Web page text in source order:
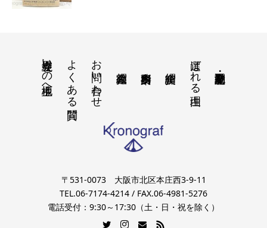
選ばれる理由
お問い合わせ
よくある質問
境界立会いの地主様へ
〒531-0073 大阪市北区本庄西3-9-11
TEL.06-7174-4214 / FAX.06-4981-5276
電話受付：9:30～17:30（土・日・祝を除く）